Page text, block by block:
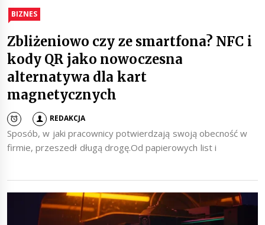
BIZNES
Zbliżeniowo czy ze smartfona? NFC i
kody QR jako nowoczesna
alternatywa dla kart
magnetycznych
REDAKCJA
Sposób, w jaki pracownicy potwierdzają swoją obecność w
firmie, przeszedł długą drogę.Od papierowych list i